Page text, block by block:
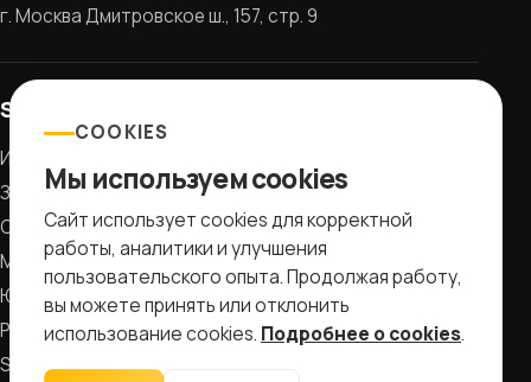
г. Москва Дмитровское ш., 157, стр. 9
SEO-продвижение
Интернет-магазины
Заводы и фабрики
Сайты услуг
Медицина и клиники
Юридические компании
Рестораны и кафе
SEO по трафику
COOKIES
Мы используем cookies
Сайт использует cookies для корректной
работы, аналитики и улучшения
пользовательского опыта. Продолжая работу,
вы можете принять или отклонить
использование cookies. Подробнее о cookies.